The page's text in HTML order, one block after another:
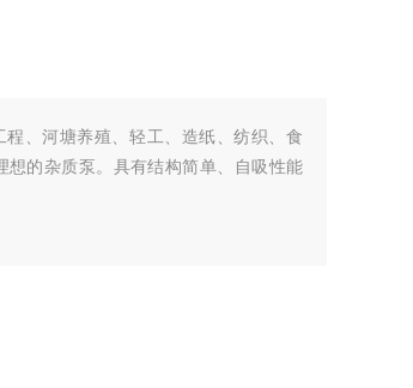
、河塘养殖、轻工、造纸、纺织、食
的杂质泵。具有结构简单、自吸性能